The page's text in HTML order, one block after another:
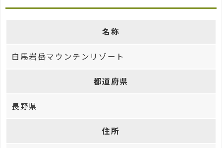
名称
白馬岩岳マウンテンリゾート
都道府県
長野県
住所